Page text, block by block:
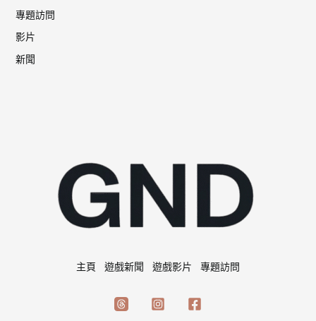
專題訪問
影片
新聞
主頁 遊戲新聞 遊戲影片 專題訪問